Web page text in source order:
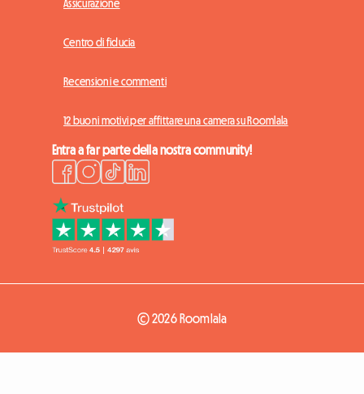
Assicurazione
Centro di fiducia
Recensioni e commenti
12 buoni motivi per affittare una camera su Roomlala
Entra a far parte della nostra community!
© 2026 Roomlala